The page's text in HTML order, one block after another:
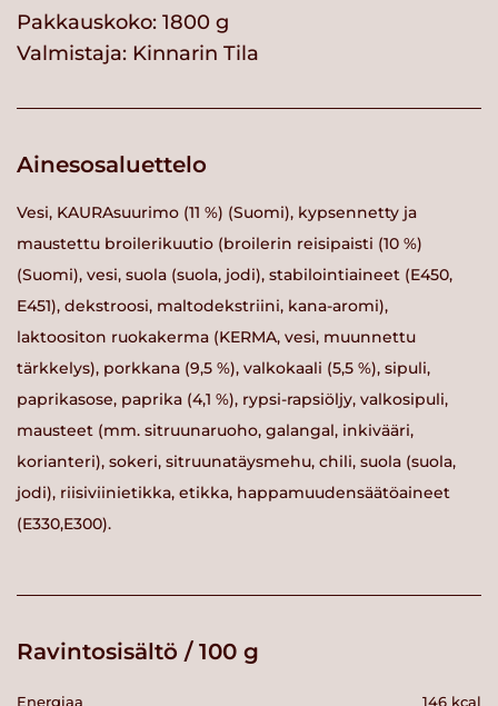
Pakkauskoko: 1800 g
Valmistaja: Kinnarin Tila
Ainesosaluettelo
Vesi, KAURAsuurimo (11 %) (Suomi), kypsennetty ja
maustettu broilerikuutio (broilerin reisipaisti (10 %)
(Suomi), vesi, suola (suola, jodi), stabilointiaineet (E450,
E451), dekstroosi, maltodekstriini, kana-aromi),
laktoositon ruokakerma (KERMA, vesi, muunnettu
tärkkelys), porkkana (9,5 %), valkokaali (5,5 %), sipuli,
paprikasose, paprika (4,1 %), rypsi-rapsiöljy, valkosipuli,
mausteet (mm. sitruunaruoho, galangal, inkivääri,
korianteri), sokeri, sitruunatäysmehu, chili, suola (suola,
jodi), riisiviinietikka, etikka, happamuudensäätöaineet
(E330,E300).
Ravintosisältö / 100 g
Energiaa 146 kcal